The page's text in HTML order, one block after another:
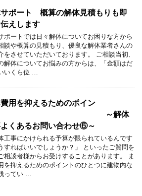
ポート 概算の解体見積もりも即
伝えします
ポートでは日々解体についてお困りな方から
談や概算の見積もり、優良な解体業者さんの
をさせていただいております。 ご相談当初、
解体についてお悩みの方からは、「金額はだ
いくら位 …
用を抑えるためのポイン
～解体
くあるお問い合わせ⑥～
工事にかけられる予算が限られているんです
すればいいでしょうか？」 といったご質問を
相談者様からお受けすることがあります。 ま
を抑えるためのポイントのひとつに建物内な
ってい …